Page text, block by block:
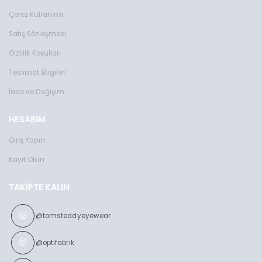
2599 TL
Çerez Kullanımı
Satış Sözleşmesi
Gizlilik Koşulları
Teslimat Bilgileri
İade ve Değişim
HESABIM
Giriş Yapın
Kayıt Olun
TAKIPTE KALIN
@tomsteddyeyewear
@optifabrik